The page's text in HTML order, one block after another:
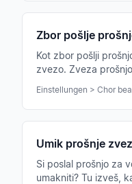
Zbor pošlje
Kot zbor pošlji
zvezo. Zveza
Umik prošnje
Si poslal prošnjo za
umakniti? Tu izveš,